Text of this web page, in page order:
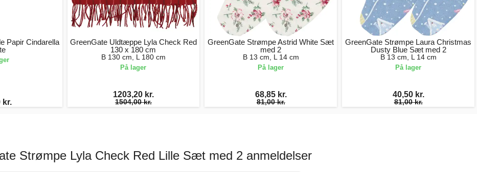
Papir Cindarella
kr.
GreenGate Uldtæppe Lyla Check Red
130 x 180 cm
B 130 cm, L 180 cm
På lager
1203,20 kr.
1504,00 kr.
GreenGate Strømpe Astrid White Sæt
med 2
B 13 cm, L 14 cm
På lager
68,85 kr.
81,00 kr.
GreenGate Strømpe Laura Christmas
Dusty Blue Sæt med 2
B 13 cm, L 14 cm
På lager
40,50 kr.
81,00 kr.
Strømpe Lyla Check Red Lille Sæt med 2 anmeldelser